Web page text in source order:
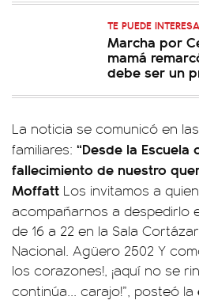
TE PUEDE
Marcha por
mamá
debe ser un
La noticia se comunicó en las
familiares: “Desde la Escuela
fallecimiento de nuestro
Moffatt Los invitamos a
acompañarnos a despedirlo
de 16 a 22 en la Sala
Nacional. Agüero 2502 Y
los corazones!, ¡aquí no se
continúa... carajo!”, posteó la